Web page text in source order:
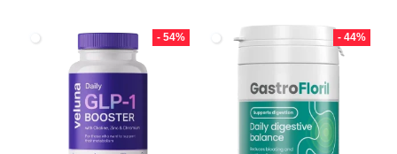
era:
98,00 €.
è:
49,00 €.
98,00 €.49,00 €.
- 54% - 44%